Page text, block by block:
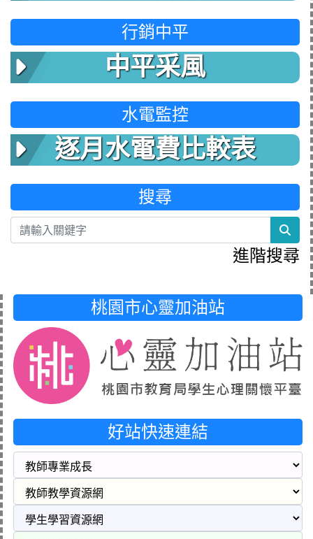
行銷中平
中平采風
水電監控
逐月水電費比較表
搜尋
進階搜尋
桃園市心靈加油站
好站快速連結